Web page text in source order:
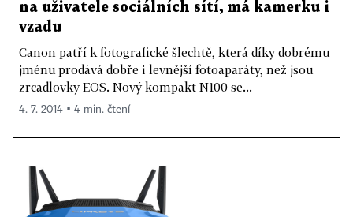
na uživatele sociálních sítí, má kamerku i
vzadu
Canon patří k fotografické šlechtě, která díky dobrému
jménu prodává dobře i levnější fotoaparáty, než jsou
zrcadlovky EOS. Nový kompakt N100 se...
4. 7. 2014 ▪ 4 min. čtení